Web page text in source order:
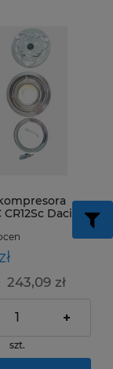
Dacia,
243,09 zł
+
szt.